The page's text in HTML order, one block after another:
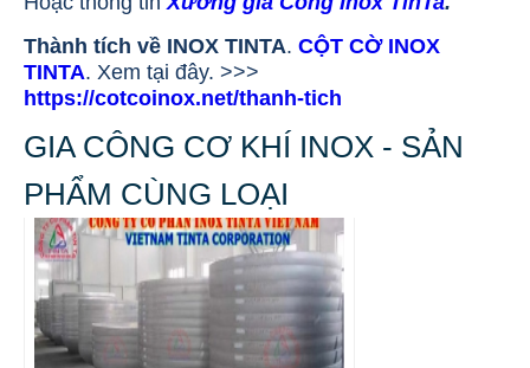
Thành tích về INOX TINTA. CỘT CỜ INOX
TINTA. Xem tại đây. >>>
https://cotcoinox.net/thanh-tich
GIA CÔNG CƠ KHÍ INOX - SẢN
PHẨM CÙNG LOẠI